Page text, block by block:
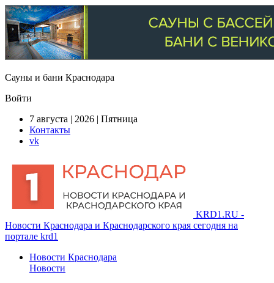
Сауны и бани Краснодара
Войти
7 августа | 2026 | Пятница
Контакты
vk
KRD1.RU -
Новости Краснодара и Краснодарского края сегодня на
портале krd1
Новости Краснодара
Новости